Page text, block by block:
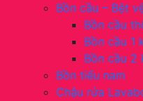
Bồn cầu – Bệt
Bồn cầu
Bồn cầu 1
Bồn cầu 2
Bồn tiểu nam
Chậu rửa